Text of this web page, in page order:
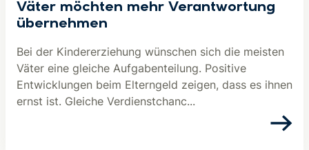
Väter möchten mehr Verantwortung
übernehmen
Bei der Kindererziehung wünschen sich die meisten
Väter eine gleiche Aufgabenteilung. Positive
Entwicklungen beim Elterngeld zeigen, dass es ihnen
ernst ist. Gleiche Verdienstchanc...